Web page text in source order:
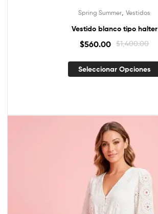
Spring Summer Vestidos
Vestido blanco tipo halter
$1,400.00
$560.00
Seleccionar Opciones